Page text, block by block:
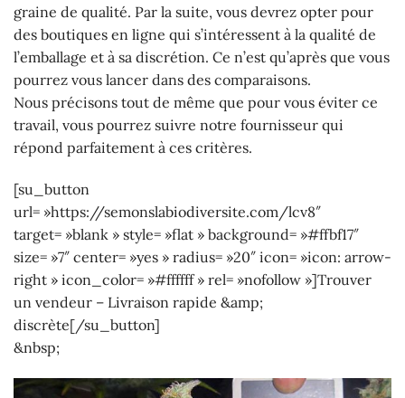
graine de qualité. Par la suite, vous devrez opter pour
des boutiques en ligne qui s’intéressent à la qualité de
l’emballage et à sa discrétion. Ce n’est qu’après que vous
pourrez vous lancer dans des comparaisons.
Nous précisons tout de même que pour vous éviter ce
travail, vous pourrez suivre notre fournisseur qui
répond parfaitement à ces critères.
[su_button
url= »https://semonslabiodiversite.com/lcv8″
target= »blank » style= »flat » background= »#ffbf17″
size= »7″ center= »yes » radius= »20″ icon= »icon: arrow-
right » icon_color= »#ffffff » rel= »nofollow »]Trouver
un vendeur – Livraison rapide &amp;
discrète[/su_button]
&nbsp;